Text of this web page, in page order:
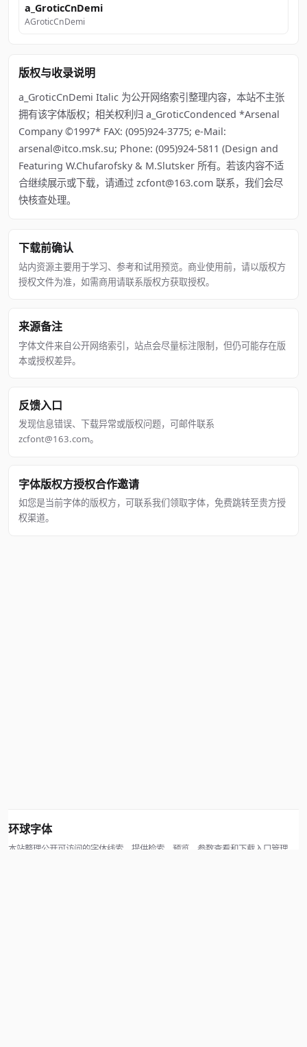
a_GroticCnDemi
AGroticCnDemi
版权与收录说明
a_GroticCnDemi Italic 为公开网络索引整理内容，本站不主张
拥有该字体版权；相关权利归 a_GroticCondenced *Arsenal
Company ©1997* FAX: (095)924-3775; e-Mail:
arsenal@itco.msk.su; Phone: (095)924-5811 (Design and
Featuring W.Chufarofsky & M.Slutsker 所有。若该内容不适
合继续展示或下载，请通过 zcfont@163.com 联系，我们会尽
快核查处理。
下载前确认
站内资源主要用于学习、参考和试用预览。商业使用前，请以版权方
授权文件为准，如需商用请联系版权方获取授权。
来源备注
字体文件来自公开网络索引，站点会尽量标注限制，但仍可能存在版
本或授权差异。
反馈入口
发现信息错误、下载异常或版权问题，可邮件联系
zcfont@163.com。
字体版权方授权合作邀请
如您是当前字体的版权方，可联系我们领取字体，免费跳转至贵方授
权渠道。
环球字体
本站整理公开可访问的字体线索，提供检索、预览、参数查看和下载入口管理。